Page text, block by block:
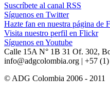
Suscríbete al canal RSS
Síguenos en Twitter
Hazte fan en nuestra página de
Visita nuestro perfil en Flickr
Síguenos en Youtube
Calle 15A N° 1B 31 Of. 302,
info@adgcolombia.org | +57
© ADG Colombia 2006 - 2011